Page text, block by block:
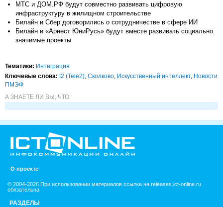
МТС и ДОМ.РФ будут совместно развивать цифровую
инфраструктуру в жилищном строительстве
Билайн и Сбер договорились о сотрудничестве в сфере ИИ
Билайн и «Арнест ЮниРусь» будут вместе развивать социально
значимые проекты
Тематики: Интеграция
Ключевые слова: t2 (Tele2), Сколково, Искусственный интеллект, Новости
ПМЭФ
А ЗНАЕТЕ ЛИ ВЫ, ЧТО:
О проекте
© 2004-2026 При использовании материалов ссылка на releases.ict-online.ru
обязательна
РАЗДЕЛЫ